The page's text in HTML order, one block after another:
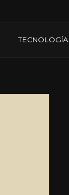
TECNOLOGÍA